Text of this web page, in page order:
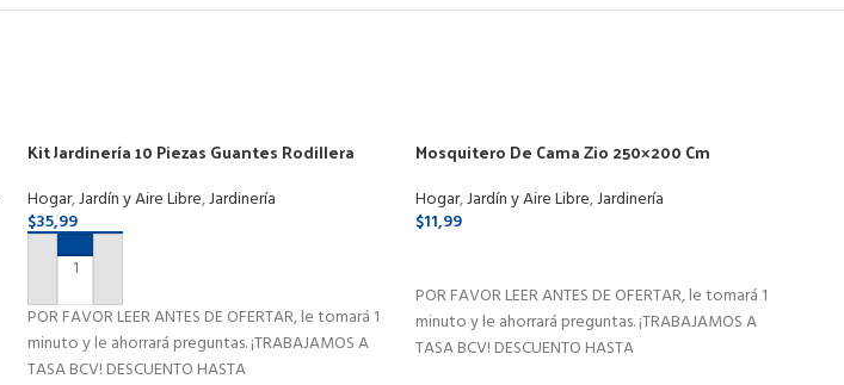
Kit Jardinería 10 Piezas Guantes Rodillera
Hogar,Jardín y Aire Libre,Jardinería
$35,99
AÑADIR AL CARRITO
POR FAVOR LEER ANTES DE OFERTAR, le tomará 1
minuto y le ahorrará preguntas. ¡TRABAJAMOS A
TASA BCV! DESCUENTO HASTA
Mosquitero De Cama Zio 250×200 Cm
Hogar,Jardín y Aire Libre,Jardinería
$11,99
POR FAVOR LEER ANTES DE OFERTAR, le tomará 1
minuto y le ahorrará preguntas. ¡TRABAJAMOS A
TASA BCV! DESCUENTO HASTA